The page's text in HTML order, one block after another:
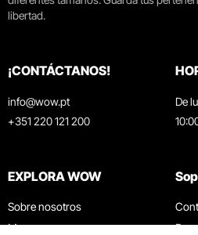
libertad.
¡CONTÁCTANOS!
info@wow.pt
+351 220 121 200
De
EXPLORA WOW
Sobre nosotros
Museos